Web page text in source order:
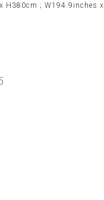
H380cm ; W194.9inches x